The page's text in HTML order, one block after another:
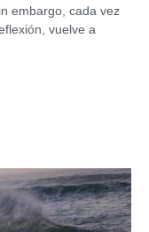
embargo, cada vez
vuelve a